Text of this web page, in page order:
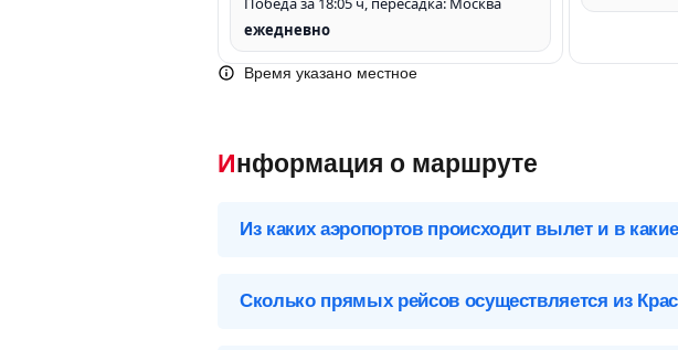
ежедневно
Время указано местное
Информация о маршруте
Из каких аэропортов происходит вылет и в
Красноярск (KJA), Россия
Сколько прямых рейсов осуществляется из